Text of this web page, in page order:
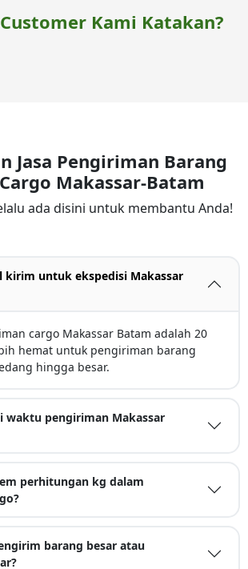
Kami Katakan?
Jasa Pengiriman Barang
Makassar-Batam
ada disini untuk membantu Anda!
kirim untuk ekspedisi Makassar
cargo Makassar Batam adalah 20
hemat untuk pengiriman barang
hingga besar.
waktu pengiriman Makassar
perhitungan kg dalam
barang besar atau